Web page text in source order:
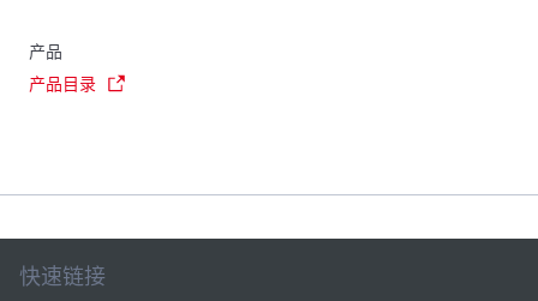
产品
产品目录
快速链接